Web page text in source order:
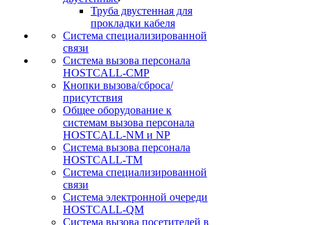
Труба двустенная для
прокладки кабеля
Система специализированной
связи
Cистема вызова персонала
HOSTCALL-CMP
Кнопки вызова/сброса/
присутствия
Общее оборудование к
системам вызова персонала
HOSTCALL-NM и NP
Система вызова персонала
HOSTCALL-TM
Система специализированной
связи
Система электронной очереди
HOSTCALL-QM
Cистема вызова посетителей в